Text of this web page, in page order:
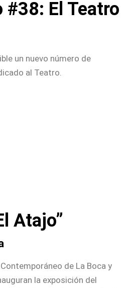
#38: El Teatro
un nuevo número de
al Teatro.
Atajo”
de La Boca y
la exposición del